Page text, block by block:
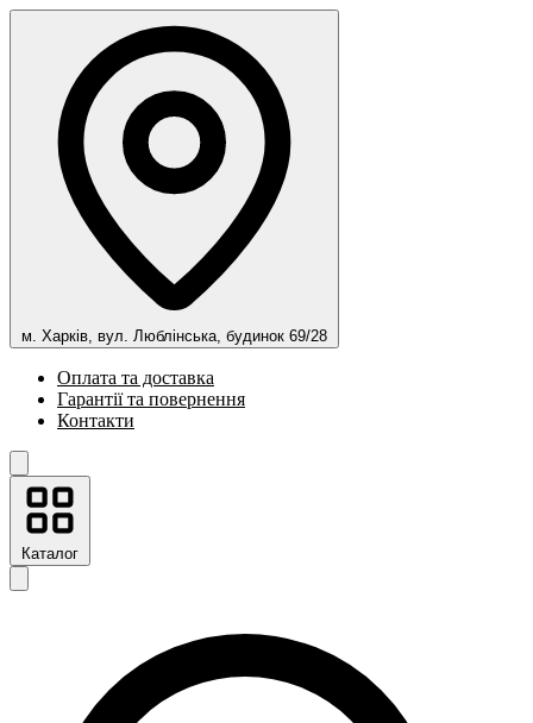
м. Харків, вул. Люблінська, будинок 69/28
Оплата та доставка
Гарантії та повернення
Контакти
Каталог